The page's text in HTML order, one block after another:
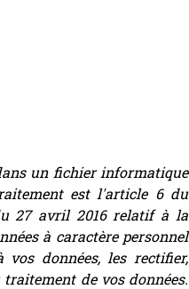
un fichier informatique
est l'article 6 du
27 avril 2016 relatif à la
à caractère personnel
données, les rectifier,
de vos données.